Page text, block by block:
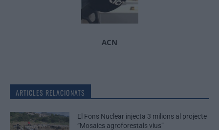
ACN
ARTICLES RELACIONATS
El Fons Nuclear injecta 3 milions al projecte
“Mosaics agroforestals vius”